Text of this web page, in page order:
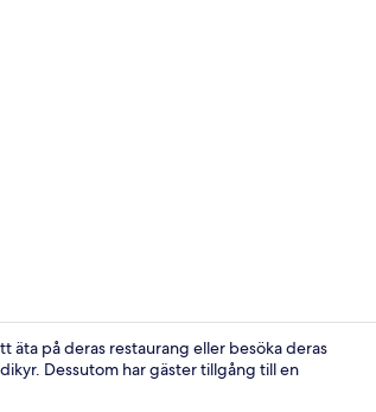
äta på deras restaurang eller besöka deras
Dessutom har gäster tillgång till en